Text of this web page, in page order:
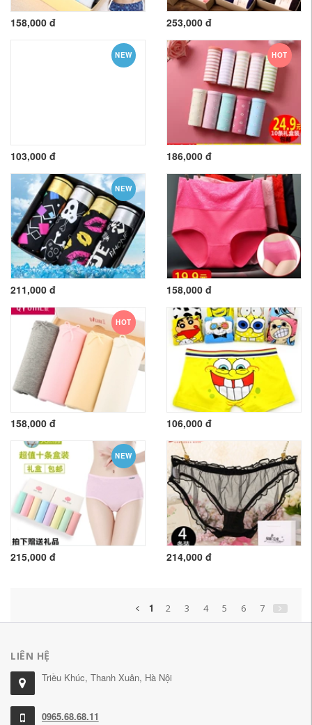
158,000 đ 253,000 đ
NEW
103,000 đ
HOT
186,000 đ
NEW
211,000 đ 158,000 đ
HOT
158,000 đ 106,000 đ
NEW
215,000 đ 214,000 đ
1 2 3 4 5 6 7
LIÊN HỆ
Triều Khúc, Thanh Xuân, Hà Nội
0965.68.68.11